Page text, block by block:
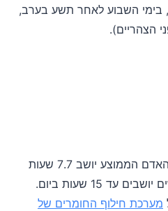
בימי השבוע לאחר תשע בערב,
הצהריים).
מחקרים גלובליים מציגים כי האדם הממוצע יושב 7.7 שעות
ביום, וחלקם מעריכים כי אנשים יושבים עד 15 שעות ביום.
מערכת חילוף החומרים של